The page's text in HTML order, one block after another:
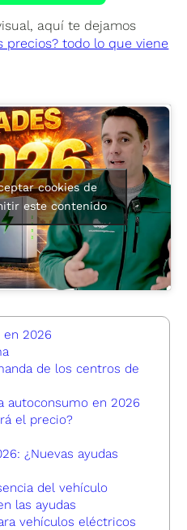
aquí te dejamos
precios? todo lo que viene
cookies de
este contenido
en 2026
de los centros de
autoconsumo en 2026
el precio?
¿Nuevas ayudas
del vehículo
las ayudas
vehículos eléctricos